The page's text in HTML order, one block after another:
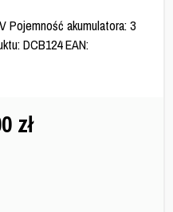
Pojemność akumulatora: 3
DCB124 EAN:
zł